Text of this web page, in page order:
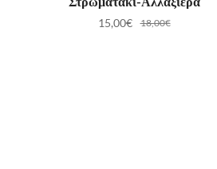
18,00€
15,00€